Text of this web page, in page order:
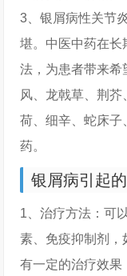
3、银屑病性关节
堪。中医中药在长
法，为患者带来希
风、龙戟草、荆
荷、细辛、蛇床子
药。
银屑病引起
1、治疗方法：可
素、免疫抑制剂，
有一定的治疗效果